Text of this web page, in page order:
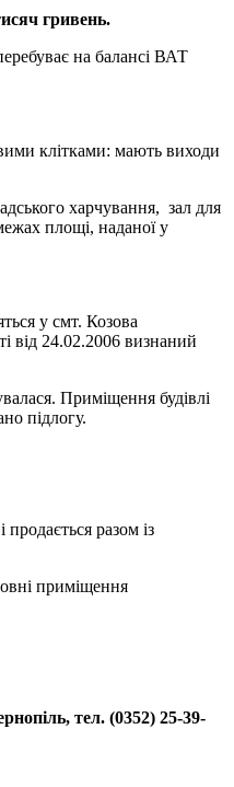
гривень.
на балансі ВАТ
клітками: мають виходи
харчування, зал для
площі, наданої у
у смт. Козова
від 24.02.2006 визнаний
Приміщення будівлі
підлогу.
разом із
приміщення
тел. (0352) 25-39-